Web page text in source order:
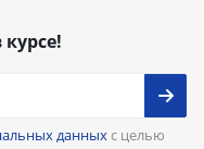
курсе!
данныхс целью